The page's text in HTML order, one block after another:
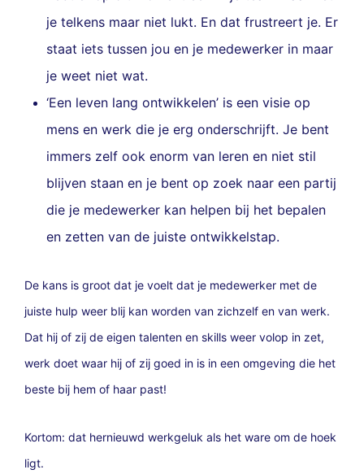
je telkens maar niet lukt. En dat frustreert je. Er
staat iets tussen jou en je medewerker in maar
je weet niet wat.
‘Een leven lang ontwikkelen’ is een visie op
mens en werk die je erg onderschrijft. Je bent
immers zelf ook enorm van leren en niet stil
blijven staan en je bent op zoek naar een partij
die je medewerker kan helpen bij het bepalen
en zetten van de juiste ontwikkelstap.
De kans is groot dat je voelt dat je medewerker met de
juiste hulp weer blij kan worden van zichzelf en van werk.
Dat hij of zij de eigen talenten en skills weer volop in zet,
werk doet waar hij of zij goed in is in een omgeving die het
beste bij hem of haar past!
Kortom: dat hernieuwd werkgeluk als het ware om de hoek
ligt.